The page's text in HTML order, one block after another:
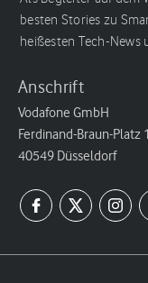
besten Stories zu
heißesten Tech-News
Anschrift
Vodafone GmbH
Ferdinand-Braun-Platz 1
40549 Düsseldorf